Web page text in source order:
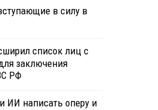
в силу в
список лиц с
заключения
РФ
ИИ написать оперу и